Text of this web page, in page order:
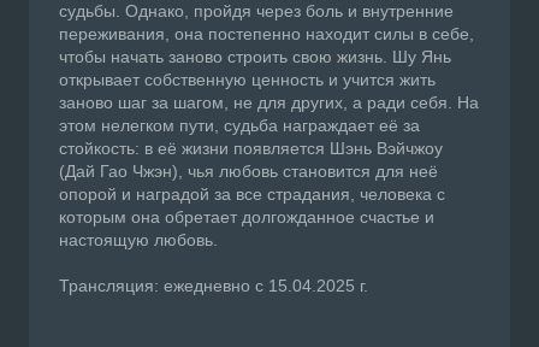
судьбы. Однако, пройдя через боль и внутренние
переживания, она постепенно находит силы в себе,
чтобы начать заново строить свою жизнь. Шу Янь
открывает собственную ценность и учится жить
заново шаг за шагом, не для других, а ради себя. На
этом нелегком пути, судьба награждает её за
стойкость: в её жизни появляется Шэнь Вэйчжоу
(Дай Гао Чжэн), чья любовь становится для неё
опорой и наградой за все страдания, человека с
которым она обретает долгожданное счастье и
настоящую любовь.
Трансляция: ежедневно с 15.04.2025 г.